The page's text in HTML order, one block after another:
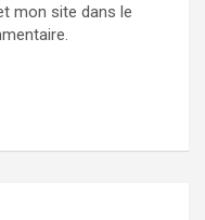
mon site dans le